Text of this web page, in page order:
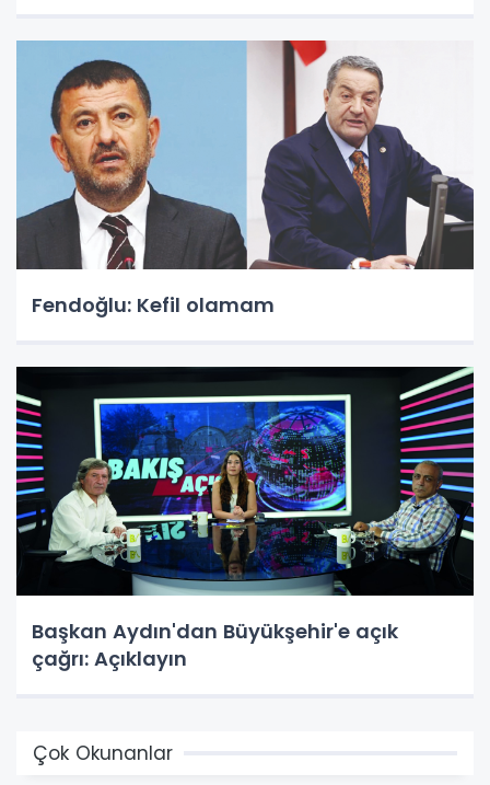
Fendoğlu: Kefil olamam
Başkan Aydın'dan Büyükşehir'e açık
çağrı: Açıklayın
Çok Okunanlar